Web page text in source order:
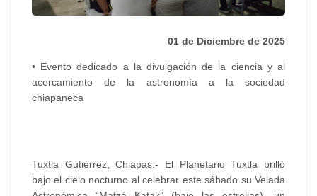
01 de Diciembre de 2025
• Evento dedicado a la divulgación de la ciencia y al
acercamiento de la astronomía a la sociedad
chiapaneca
Tuxtla Gutiérrez, Chiapas.- El Planetario Tuxtla brilló
bajo el cielo nocturno al celebrar este sábado su Velada